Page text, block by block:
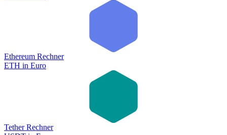
Ethereum Rechner
ETH in Euro
Tether Rechner